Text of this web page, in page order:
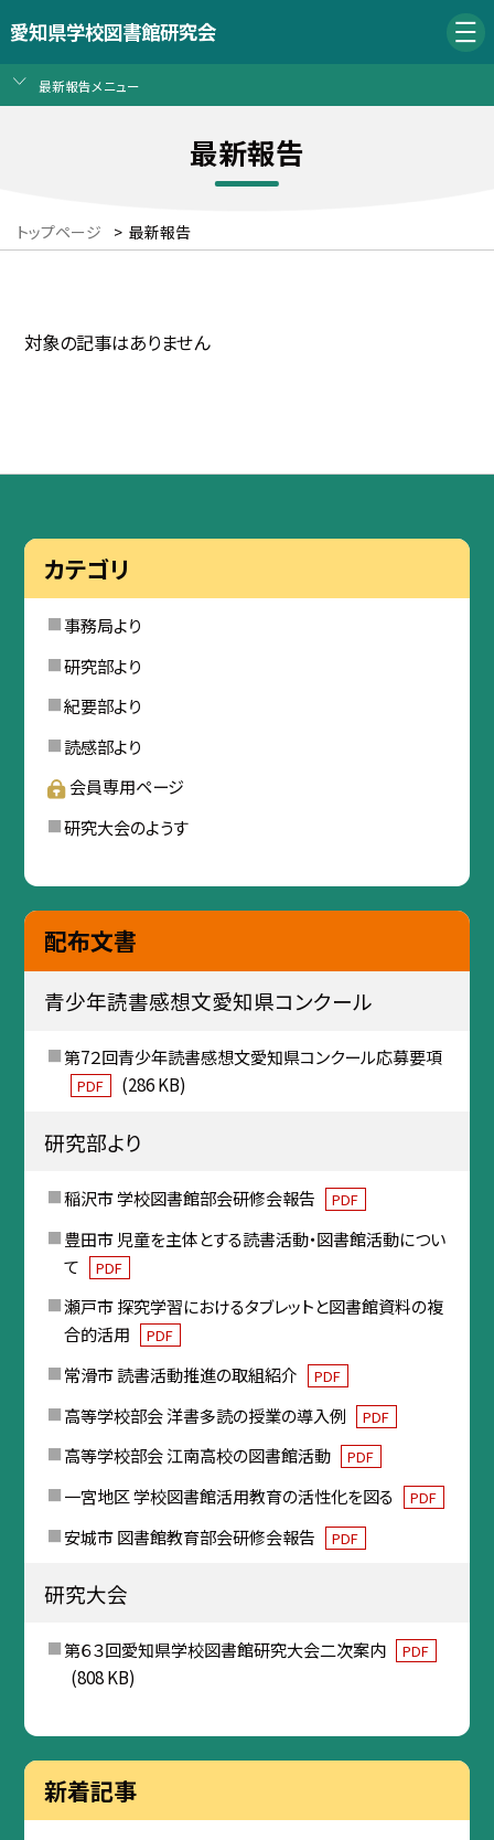
愛知県学校図書館研究会
最新報告メニュー
最新報告
トップページ > 最新報告
対象の記事はありません
カテゴリ
事務局より
研究部より
紀要部より
読感部より
会員専用ページ
研究大会のようす
配布文書
青少年読書感想文愛知県コンクール
第7２回青少年読書感想文愛知県コンクール応募要項
PDF (286 KB)
研究部より
稲沢市 学校図書館部会研修会報告 PDF
豊田市 児童を主体とする読書活動・図書館活動につい
て
PDF
瀬戸市 探究学習におけるタブレットと図書館資料の複
合的活用
PDF
常滑市 読書活動推進の取組紹介 PDF
高等学校部会 洋書多読の授業の導入例 PDF
高等学校部会 江南高校の図書館活動 PDF
一宮地区 学校図書館活用教育の活性化を図る PDF
安城市 図書館教育部会研修会報告 PDF
研究大会
第６３回愛知県学校図書館研究大会二次案内 PDF
(808 KB)
新着記事